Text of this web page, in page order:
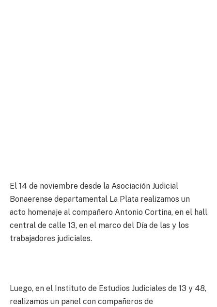
El 14 de noviembre desde la Asociación Judicial
Bonaerense departamental La Plata realizamos un
acto homenaje al compañero Antonio Cortina, en el hall
central de calle 13, en el marco del Día de las y los
trabajadores judiciales.
Luego, en el Instituto de Estudios Judiciales de 13 y 48,
realizamos un panel con compañeros de